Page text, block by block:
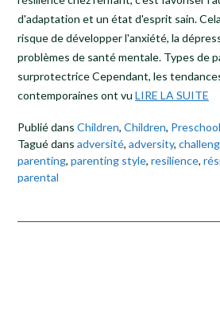
d'adaptation et un état d'esprit sain.
risque de développer l'anxiété, la
problèmes de santé mentale. Types de
surprotectrice Cependant, les
contemporaines ont vu LIRE LA SUITE
Publié dans Children, Children,
Tagué dans adversité, adversity,
parenting, parenting style, resilience,
parental